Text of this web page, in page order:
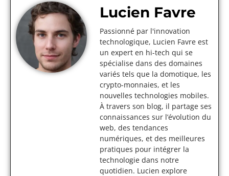
Lucien Favre
Passionné par l'innovation
technologique, Lucien Favre est
un expert en hi-tech qui se
spécialise dans des domaines
variés tels que la domotique, les
crypto-monnaies, et les
nouvelles technologies mobiles.
À travers son blog, il partage ses
connaissances sur l’évolution du
web, des tendances
numériques, et des meilleures
pratiques pour intégrer la
technologie dans notre
quotidien. Lucien explore